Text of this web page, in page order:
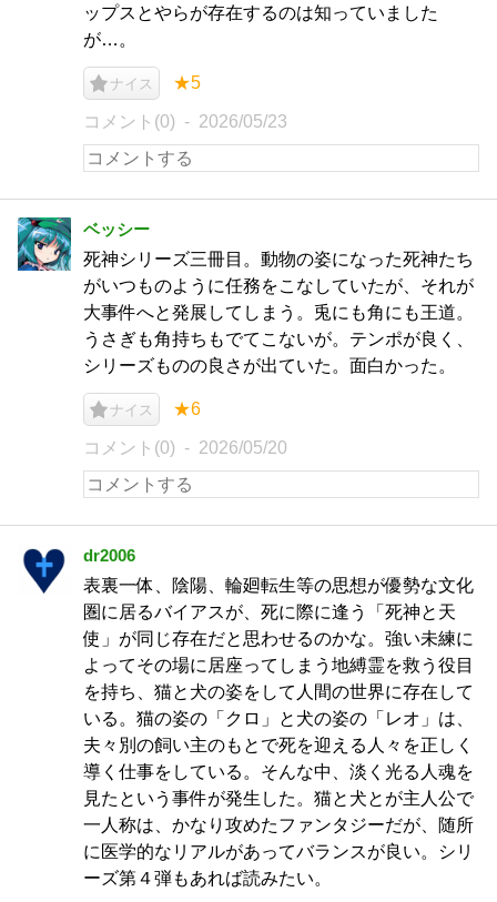
ップスとやらが存在するのは知っていました
が…。
ナイス ★5
コメント(0) 2026/05/23
ベッシー
死神シリーズ三冊目。動物の姿になった死神たち
がいつものように任務をこなしていたが、それが
大事件へと発展してしまう。兎にも角にも王道。
うさぎも角持ちもでてこないが。テンポが良く、
シリーズものの良さが出ていた。面白かった。
ナイス ★6
コメント(0) 2026/05/20
dr2006
表裏一体、陰陽、輪廻転生等の思想が優勢な文化
圏に居るバイアスが、死に際に逢う「死神と天
使」が同じ存在だと思わせるのかな。強い未練に
よってその場に居座ってしまう地縛霊を救う役目
を持ち、猫と犬の姿をして人間の世界に存在して
いる。猫の姿の「クロ」と犬の姿の「レオ」は、
夫々別の飼い主のもとで死を迎える人々を正しく
導く仕事をしている。そんな中、淡く光る人魂を
見たという事件が発生した。猫と犬とが主人公で
一人称は、かなり攻めたファンタジーだが、随所
に医学的なリアルがあってバランスが良い。シリ
ーズ第４弾もあれば読みたい。